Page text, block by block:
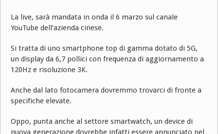
La live, sarà mandata in onda il 6 marzo sul canale
YouTube dell’azienda cinese.
Si tratta di uno smartphone top di gamma dotato di 5G,
un display da 6,7 pollici con frequenza di aggiornamento a
120Hz e risoluzione 3K.
Anche dal lato fotocamera dovremmo trovarci di fronte a
specifiche elevate.
Oppo, punta anche al settore smartwatch, un device di
nuova generazione dovrebbe infatti essere annunciato nel